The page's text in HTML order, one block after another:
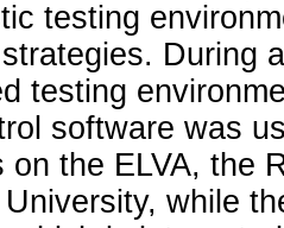
testing
During
testing
software was
on the ELVA, the
while